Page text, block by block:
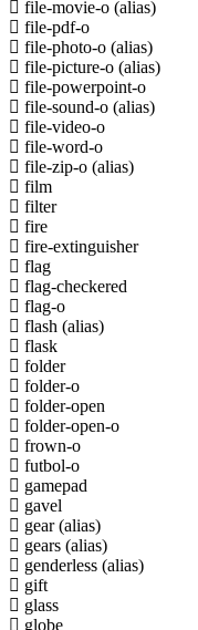
file-movie-o (alias)
file-pdf-o
file-photo-o (alias)
file-picture-o (alias)
file-powerpoint-o
file-sound-o (alias)
file-video-o
file-word-o
file-zip-o (alias)
film
filter
fire
fire-extinguisher
flag
flag-checkered
flag-o
flash (alias)
flask
folder
folder-o
folder-open
folder-open-o
frown-o
futbol-o
gamepad
gavel
gear(alias)
gears (alias)
genderless (alias)
gift
glass
globe